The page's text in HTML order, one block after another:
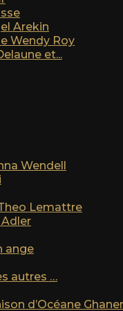
Arekin
Wendy Roy
et...
Wendell
Lemattre
ange
autres …
d’Océane